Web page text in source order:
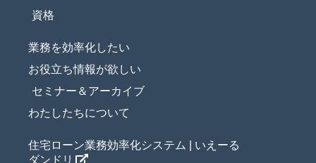
資格
業務を効率化したい
お役立ち情報が欲しい
セミナー＆アーカイブ
わたしたちについて
住宅ローン業務効率化システム | いえーる
ダンドリ